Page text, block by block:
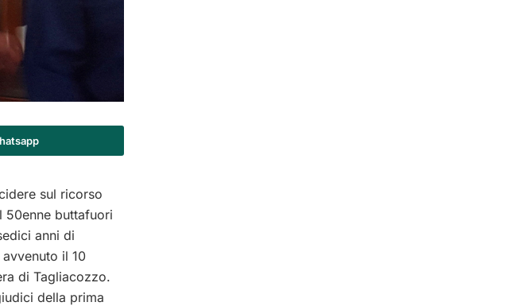
sul ricorso
50enne buttafuori
anni di
il 10
di Tagliacozzo.
della prima